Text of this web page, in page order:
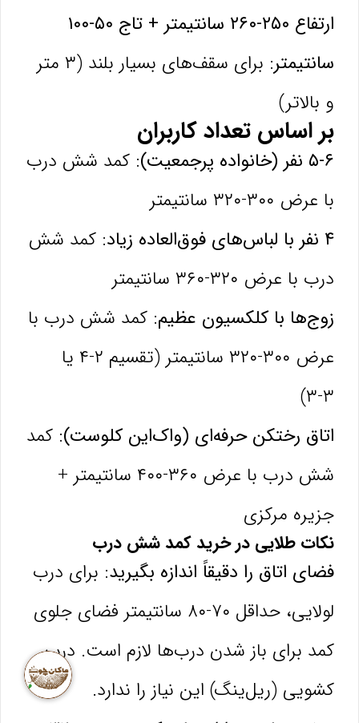
ارتفاع ۲۵۰-۲۶۰ سانتیمتر + تاج ۵۰-۱۰۰
سانتیمتر:
برای سقف‌های بسیار بلند (۳ متر
و بالاتر)
بر اساس تعداد کاربران
۵-۶ نفر (خانواده پرجمعیت):
کمد شش درب
با عرض ۳۰۰-۳۲۰ سانتیمتر
۴ نفر با لباس‌های فوق‌العاده زیاد:
کمد شش
درب با عرض ۳۲۰-۳۶۰ سانتیمتر
زوج‌ها با کلکسیون عظیم: کمد شش درب با
عرض ۳۰۰-۳۲۰ سانتیمتر (تقسیم ۲-۴ یا
۳-۳)
اتاق رختکن حرفه‌ای (واک‌این کلوست): کمد
شش درب با عرض ۳۶۰-۴۰۰ سانتیمتر +
جزیره مرکزی
نکات طلایی در خرید کمد شش درب
فضای اتاق را دقیقاً اندازه بگیرید: برای درب
لولایی، حداقل ۷۰-۸۰ سانتیمتر فضای جلوی
کمد برای باز شدن درب‌ها لازم است. درب
کشویی (ریل‌ینگ) این نیاز را ندارد.